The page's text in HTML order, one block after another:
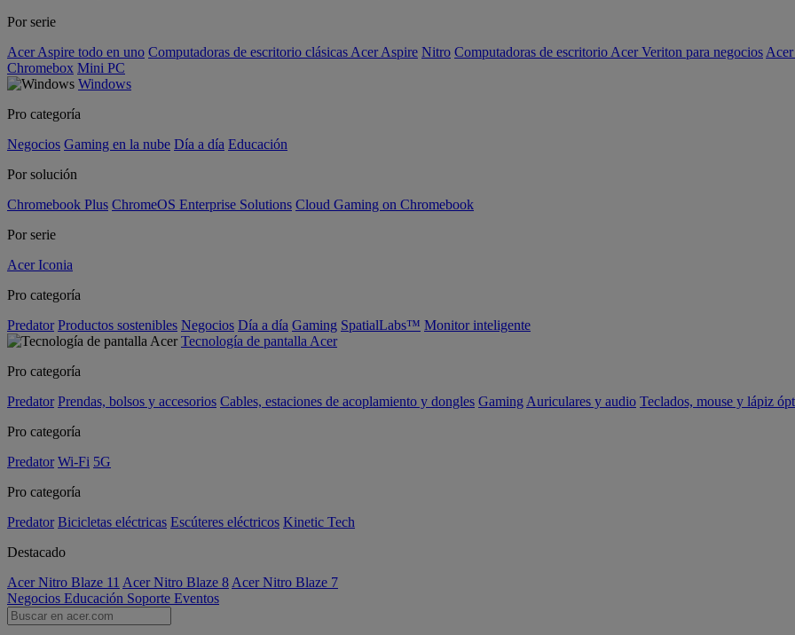
Por serie
Acer Aspire todo en uno Computadoras de escritorio clásicas Acer Aspire Nitro Computadoras de escritorio Acer Veriton para negocios
Chromebox Mini PC
Windows
Pro categoría
Negocios Gaming en la nube Día a día Educación
Por solución
Chromebook Plus ChromeOS Enterprise Solutions Cloud Gaming on Chromebook
Por serie
Acer Iconia
Pro categoría
Predator Productos sostenibles Negocios Día a día Gaming SpatialLabs™ Monitor inteligente
Tecnología de pantalla Acer
Pro categoría
Predator Prendas, bolsos y accesorios Cables, estaciones de acoplamiento y dongles Gaming Auriculares y audio Teclados, mouse y lápiz
Pro categoría
Predator Wi-Fi 5G
Pro categoría
Predator Bicicletas eléctricas Escúteres eléctricos Kinetic Tech
Destacado
Acer Nitro Blaze 11 Acer Nitro Blaze 8 Acer Nitro Blaze 7
Negocios Educación Soporte Eventos